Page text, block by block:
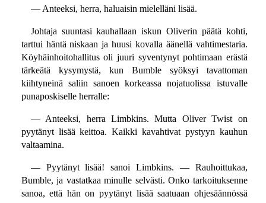
— Anteeksi, herra, haluaisin mielelläni lisää.
Johtaja suuntasi kauhallaan iskun Oliverin päätä kohti,
tarttui häntä niskaan ja huusi kovalla äänellä vahtimestaria.
Köyhäinhoitohallitus oli juuri syventynyt pohtimaan erästä
tärkeätä kysymystä, kun Bumble syöksyi tavattoman
kiihtyneinä saliin sanoen korkeassa nojatuolissa istuvalle
punaposkiselle herralle:
— Anteeksi, herra Limbkins. Mutta Oliver Twist on
pyytänyt lisää keittoa. Kaikki kavahtivat pystyyn kauhun
valtaamina.
— Pyytänyt lisää! sanoi Limbkins. — Rauhoittukaa,
Bumble, ja vastatkaa minulle selvästi. Onko tarkoituksenne
sanoa, että hän on pyytänyt lisää saatuaan ohjesäännössä